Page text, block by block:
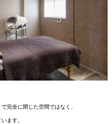
完全に閉じた空間ではなく、
ます。